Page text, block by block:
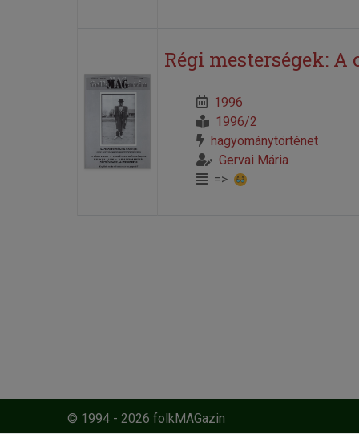
Régi mesterségek: A
1996
1996/2
hagyománytörténet
Gervai Mária
=>
© 1994 - 2026 folkMAGazin